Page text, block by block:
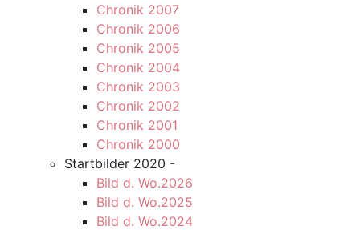
Chronik 2007
Chronik 2006
Chronik 2005
Chronik 2004
Chronik 2003
Chronik 2002
Chronik 2001
Chronik 2000
Startbilder 2020 -
Bild d. Wo.2026
Bild d. Wo.2025
Bild d. Wo.2024